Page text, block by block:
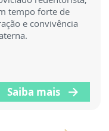
tempo forte de
e convivência
Saiba mais